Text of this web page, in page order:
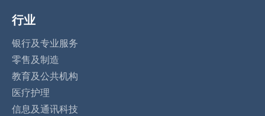
行业
银行及专业服务
零售及制造
教育及公共机构
医疗护理
信息及通讯科技